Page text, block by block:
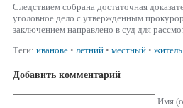
Следствием собрана достаточная
уголовное дело с утвержденным
заключением направлено в суд для
Теги: иванове • летний • местный • житель
Добавить комментарий
Имя